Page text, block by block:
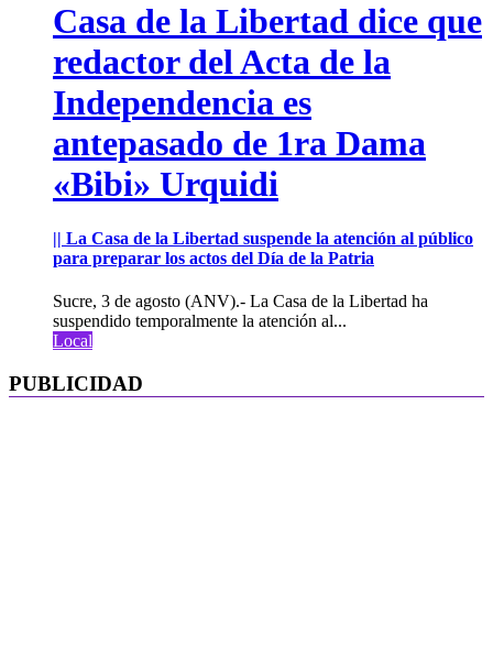
Casa de la Libertad dice que
redactor del Acta de la
Independencia es
antepasado de 1ra Dama
«Bibi» Urquidi
|| La Casa de la Libertad suspende la atención al público
para preparar los actos del Día de la Patria
Sucre, 3 de agosto (ANV).- La Casa de la Libertad ha
suspendido temporalmente la atención al...
Local
PUBLICIDAD